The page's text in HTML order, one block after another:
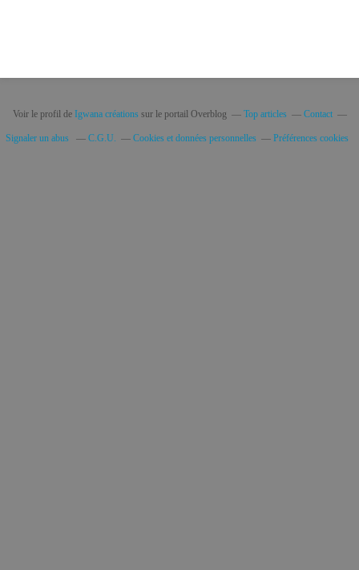
Voir le profil de Igwana créationssur le portail Overblog Top articles Contact
Signaler un abus C.G.U. Cookies et données personnelles Préférences cookies